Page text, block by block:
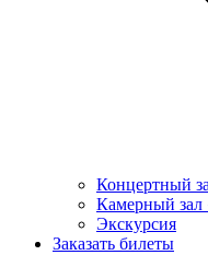
Концертный
Камерный зал
Экскурсия
Заказать билеты